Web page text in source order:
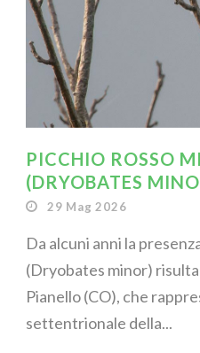
PICCHIO ROSSO
(DRYOBATES
29 Mag 2026
Da alcuni anni la
(Dryobates minor)
Pianello (CO), che
settentrionale della...